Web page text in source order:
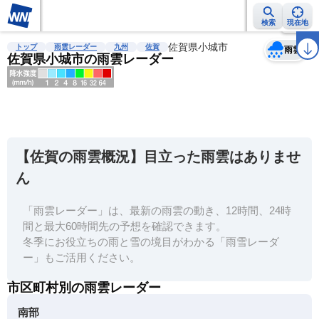
検索 現在地
雨雲レーダー 台風情報 地震情報 警報・注意報 2週間天気 ラ
トップ 雨雲レーダー 九州 佐賀 佐賀県小城市
佐賀県小城市の雨雲レーダー
雨雲
天気 台風
【佐賀の雨雲概況】目立った雨雲はありませ
ん
「雨雲レーダー」は、最新の雨雲の動き、12時間、24時
間と最大60時間先の予想を確認できます。
冬季にお役立ちの雨と雪の境目がわかる「雨雪レーダ
ー」もご活用ください。
市区町村別の雨雲レーダー
南部